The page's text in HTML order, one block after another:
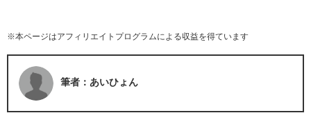
※本ページはアフィリエイトプログラムによる収益を得ています
筆者：あいひょん